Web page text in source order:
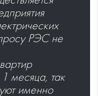
РЭС не
месяца, так
именно